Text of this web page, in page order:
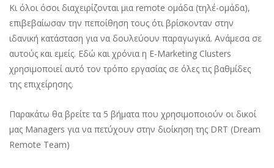
Κι όλοι όσοι διαχειρίζονται μια remote ομάδα (τηλέ-ομάδα),
επιβεβαίωσαν την πεποίθηση τους ότι βρίσκονταν στην
ιδανική κατάσταση για να δουλεύουν παραγωγικά. Ανάμεσα σε
αυτούς και εμείς. Εδώ και χρόνια η E-Marketing Clusters
χρησιμοποιεί αυτό τον τρόπο εργασίας σε όλες τις βαθμίδες
της επιχείρησης.
Παρακάτω θα βρείτε τα 5 βήματα που χρησιμοποιούν οι δικοί
μας Managers για να πετύχουν στην διοίκηση της DRT (Dream
Remote Team)